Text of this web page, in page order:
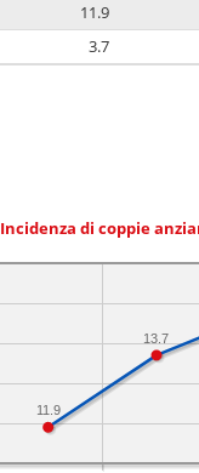
11.9
3.7
Incidenza di coppie
13.7
11.9